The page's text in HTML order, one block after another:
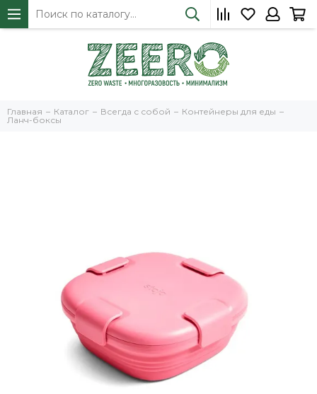
Главная Каталог Всегда с собой
Контейнеры для еды
Ланч-боксы